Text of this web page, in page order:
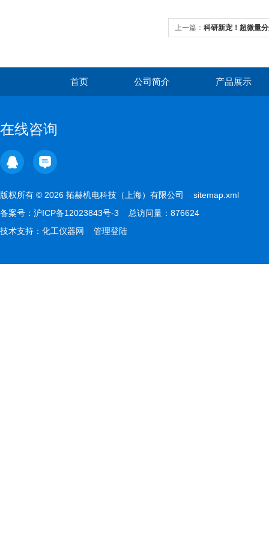
上一篇： 科研新宠！超微量
首页 公司简介 产品展示
在线咨询
版权所有 © 2026 拓赫机电科技（上海）有限公司 sitemap.xml
备案号： 沪ICP备12023843号-3 总访问量：876624
技术支持： 化工仪器网 管理登陆